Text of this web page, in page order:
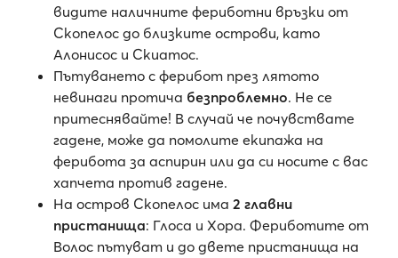
видите наличните фериботни връзки от
Скопелос до близките острови, като
Алонисос и Скиатос.
Пътуването с ферибот през лятото
невинаги протича безпроблемно. Не се
притеснявайте! В случай че почувствате
гадене, може да помолите екипажа на
ферибота за аспирин или да си носите с вас
хапчета против гадене.
На остров Скопелос има 2 главни
пристанища: Глоса и Хора. Фериботите от
Волос пътуват и до двете пристанища на